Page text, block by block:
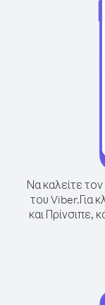
Να καλείτε
του Viber.Για
και Πρίνσιπε,